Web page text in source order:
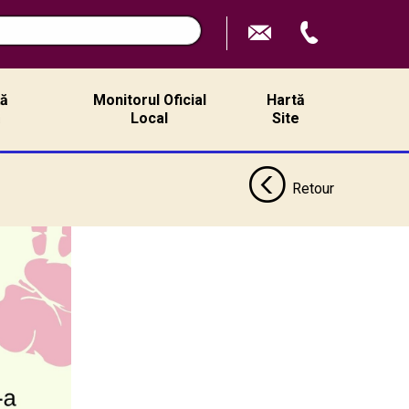
Monitorul Oficial
Local
Hartă
Site
Retour